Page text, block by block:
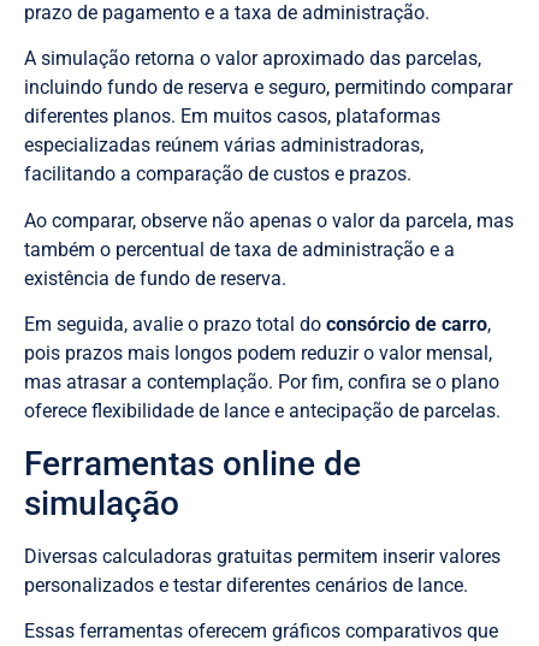
prazo de pagamento e a taxa de administração.
A simulação retorna o valor aproximado das parcelas,
incluindo fundo de reserva e seguro, permitindo comparar
diferentes planos. Em muitos casos, plataformas
especializadas reúnem várias administradoras,
facilitando a comparação de custos e prazos.
Ao comparar, observe não apenas o valor da parcela, mas
também o percentual de taxa de administração e a
existência de fundo de reserva.
Em seguida, avalie o prazo total do consórcio de carro,
pois prazos mais longos podem reduzir o valor mensal,
mas atrasar a contemplação. Por fim, confira se o plano
oferece flexibilidade de lance e antecipação de parcelas.
Ferramentas online de
simulação
Diversas calculadoras gratuitas permitem inserir valores
personalizados e testar diferentes cenários de lance.
Essas ferramentas oferecem gráficos comparativos que